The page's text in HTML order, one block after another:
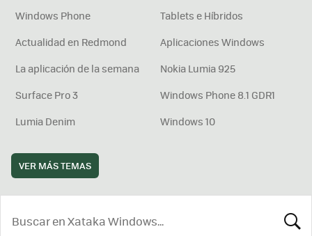
Windows Phone
Tablets e Híbridos
Actualidad en Redmond
Aplicaciones Windows
La aplicación de la semana
Nokia Lumia 925
Surface Pro 3
Windows Phone 8.1 GDR1
Lumia Denim
Windows 10
VER MÁS TEMAS